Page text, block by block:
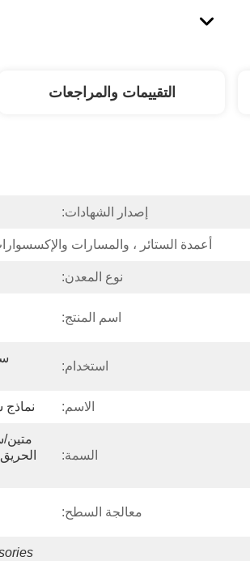
التقييمات والمراجعات
إصدار الشهادات:
أعمدة الستائر ، والمسارات
نوع المعدن:
اسم المنتج:
استخدام:
الاسم: نماذج
السمة:
معالجة السطح: